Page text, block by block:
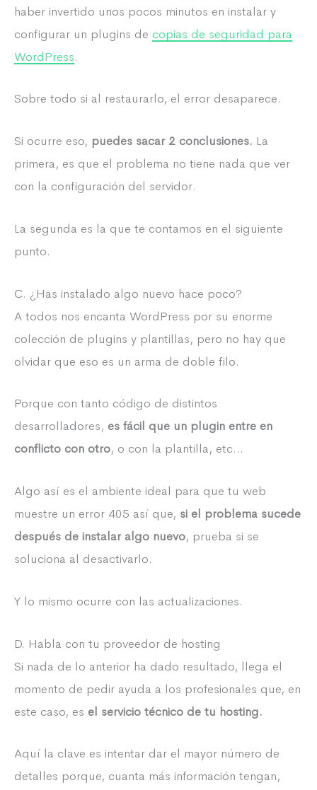
haber invertido unos pocos minutos en instalar y
configurar un plugins de copias de seguridad para
WordPress.
Sobre todo si al restaurarlo, el error desaparece.
Si ocurre eso, puedes sacar 2 conclusiones. La
primera, es que el problema no tiene nada que ver
con la configuración del servidor.
La segunda es la que te contamos en el siguiente
punto.
C. ¿Has instalado algo nuevo hace poco?
A todos nos encanta WordPress por su enorme
colección de plugins y plantillas, pero no hay que
olvidar que eso es un arma de doble filo.
Porque con tanto código de distintos
desarrolladores, es fácil que un plugin entre en
conflicto con otro, o con la plantilla, etc…
Algo así es el ambiente ideal para que tu web
muestre un error 405 así que, si el problema sucede
después de instalar algo nuevo, prueba si se
soluciona al desactivarlo.
Y lo mismo ocurre con las actualizaciones.
D. Habla con tu proveedor de hosting
Si nada de lo anterior ha dado resultado, llega el
momento de pedir ayuda a los profesionales que, en
este caso, es el servicio técnico de tu hosting.
Aquí la clave es intentar dar el mayor número de
detalles porque, cuanta más información tengan,